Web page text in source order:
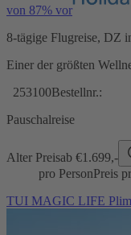
von 87% vor
8-tägige Flugreise, DZ
Einer der größten
253100Bestellnr.:
Pauschalreise
Alter Preisab €1.699,-
pro PersonPreis
TUI MAGIC LIFE